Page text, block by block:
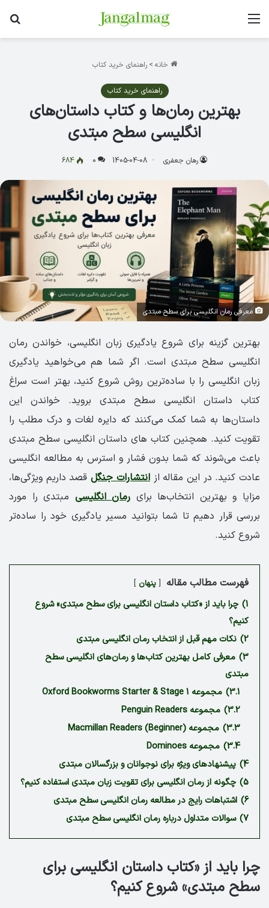
منو
خانه > راهنمای خرید کتاب
راهنمای خرید کتاب
بهترین رمان‌ها و کتاب داستان‌های
انگلیسی سطح مبتدی
رهان جعفری 1405-04-08
0
684
معرفی رمان انگلیسی برای سطح مبتدی
بهترین گزینه برای شروع یادگیری زبان انگلیسی، خواندن رمان
انگلیسی سطح مبتدی است. اگر شما هم می‌خواهید یادگیری
زبان انگلیسی را با ساده‌ترین روش شروع کنید، بهتر است سراغ
کتاب داستان انگلیسی سطح مبتدی بروید. خواندن این
داستان‌ها به شما کمک می‌کنند که دایره لغات و درک مطلب را
تقویت کنید. همچنین کتاب های داستان انگلیسی سطح مبتدی
باعث می‌شوند که شما بدون فشار و استرس به مطالعه انگلیسی
عادت کنید. در این مقاله ازانتشارات جنگلقصد داریم ویژگی‌ها،
مزایا و بهترین انتخاب‌ها برای رمان انگلیسی مبتدی را مورد
بررسی قرار دهیم تا شما بتوانید مسیر یادگیری خود را ساده‌تر
شروع کنید.
فهرست مطالب مقاله پنهان
1) چرا باید از «کتاب داستان انگلیسی برای سطح مبتدی» شروع
کنیم؟
2) نکات مهم قبل از انتخاب رمان انگلیسی مبتدی
3) معرفی کامل بهترین کتاب‌ها و رمان‌های انگلیسی سطح
مبتدی
3.1) مجموعه Oxford Bookworms Starter & Stage 1
3.2) مجموعه Penguin Readers
3.3) مجموعه Macmillan Readers (Beginner)
3.4) مجموعه Dominoes
4) پیشنهادهای ویژه برای نوجوانان و بزرگسالان مبتدی
5) چگونه از رمان انگلیسی برای تقویت زبان مبتدی استفاده کنیم؟
6) اشتباهات رایج در مطالعه رمان انگلیسی سطح مبتدی
7) سوالات متداول درباره رمان انگلیسی سطح مبتدی
چرا باید از «کتاب داستان انگلیسی برای
سطح مبتدی» شروع کنیم؟